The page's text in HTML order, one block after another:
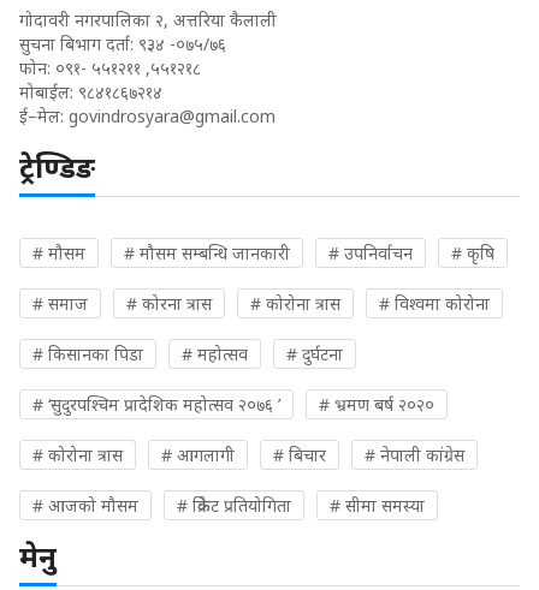
गोदावरी नगरपालिका २, अत्तरिया कैलाली
सुचना बिभाग दर्ता: ९३४ -०७५/७६
फोन: ०९१- ५५१२११ ,५५१२१८
मोबाईल: ९८४१८६७२१४
ई–मेल: govindrosyara@gmail.com
ट्रेण्डिङ
# मौसम # मौसम सम्बन्धि जानकारी # उपनिर्वाचन # कृषि
# समाज # कोरना त्रास # कोरोना त्रास # विश्वमा कोरोना
# किसानका पिडा # महोत्सव # दुर्घटना
# ‘सुदुरपश्चिम प्रादेशिक महोत्सव २०७६ ’ # भ्रमण बर्ष २०२०
# कोरोना त्रास # आगलागी # बिचार # नेपाली कांग्रेस
# आजको मौसम # क्रिकेट प्रतियोगिता # सीमा समस्या
मेनु